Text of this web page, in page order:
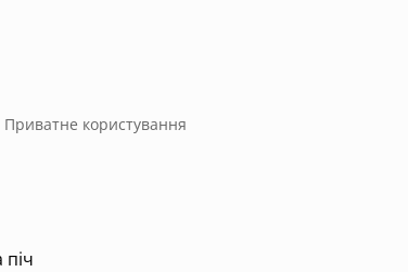
користування